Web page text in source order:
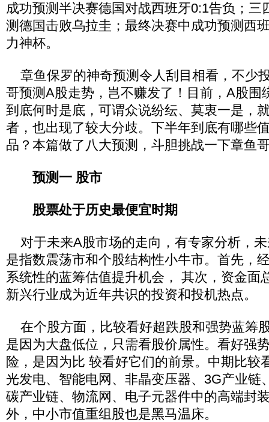
成功预测半决赛德国对战西班牙0:1告负；三
测德国击败乌拉圭；最终决赛中成功预测西
力神杯。
章鱼保罗的神奇预测令人刮目相看，不少
哥预测A股走势，岂不赚发了！目前，A股围
到底何时是底，可谓众说纷纭、莫衷一是，
者，也出现了较大分歧。下半年到底有哪些
品？本篇做了八大预测，斗胆挑战一下章
预测一 股市
股票处于历史最便宜时期
对于未来A股市场的走向，有专家分析，
是指数震荡市和个股结构性小牛市。首先，
系统性的蓝筹估值提升机会， 其次，资金面
新兴行业成为近年共识的投资和投机热点。
在个股方面，比较看好超跌股和强势蓝筹
是因为大盘低位，只需看股价属性。看好强
险，是因为比 较看好它们的前景。中期比较
光发电、智能电网、非晶变压器、3G产业链
碳产业链、物流网、电子元器件中的高端封
外，中小市值重组股也是黑马温床。